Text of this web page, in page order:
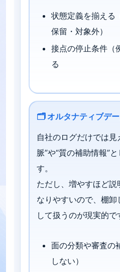
状態定義を揃える
保留・対象外）
接点の停止条件（
る
🗂️ オルタナティブデー
自社のログだけでは見
脈”や“質の補助情報”
す。
ただし、増やすほど説
なりやすいので、棚卸
して扱うのが現実的で
面の分類や審査の
しない）